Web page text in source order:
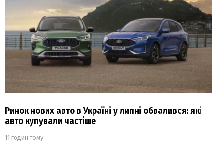
Ринок нових авто в Україні у липні обвалився: які
авто купували частіше
11 годин тому